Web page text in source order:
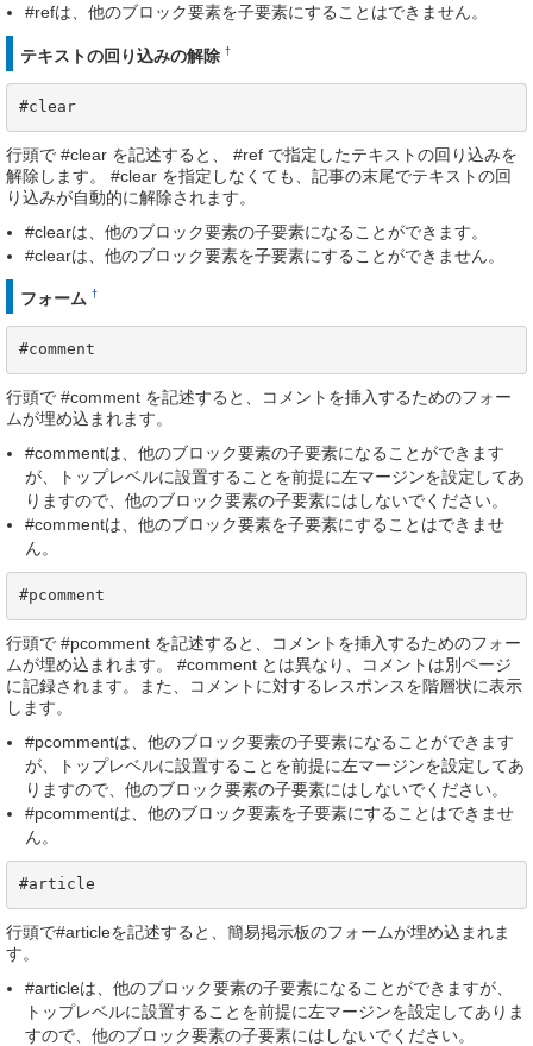
#refは、他のブロック要素を子要素にすることはできません。
テキストの回り込みの解除 †
#clear
行頭で #clear を記述すると、 #ref で指定したテキストの回り込みを
解除します。 #clear を指定しなくても、記事の末尾でテキストの回
り込みが自動的に解除されます。
#clearは、他のブロック要素の子要素になることができます。
#clearは、他のブロック要素を子要素にすることができません。
フォーム †
#comment
行頭で #comment を記述すると、コメントを挿入するためのフォー
ムが埋め込まれます。
#commentは、他のブロック要素の子要素になることができます
が、トップレベルに設置することを前提に左マージンを設定してあ
りますので、他のブロック要素の子要素にはしないでください。
#commentは、他のブロック要素を子要素にすることはできませ
ん。
#pcomment
行頭で #pcomment を記述すると、コメントを挿入するためのフォー
ムが埋め込まれます。 #comment とは異なり、コメントは別ページ
に記録されます。また、コメントに対するレスポンスを階層状に表示
します。
#pcommentは、他のブロック要素の子要素になることができます
が、トップレベルに設置することを前提に左マージンを設定してあ
りますので、他のブロック要素の子要素にはしないでください。
#pcommentは、他のブロック要素を子要素にすることはできませ
ん。
#article
行頭で#articleを記述すると、簡易掲示板のフォームが埋め込まれま
す。
#articleは、他のブロック要素の子要素になることができますが、
トップレベルに設置することを前提に左マージンを設定してありま
すので、他のブロック要素の子要素にはしないでください。